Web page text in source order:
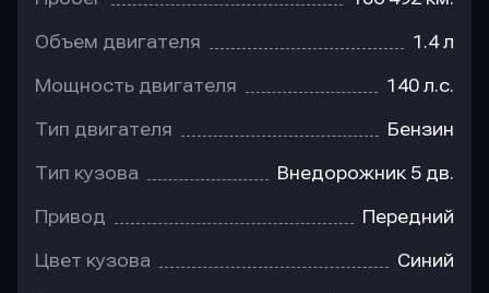
Объем двигателя 1.4 л
Мощность двигателя 140 л.с.
Тип двигателя Бензин
Тип кузова Внедорожник 5 дв.
Привод Передний
Цвет кузова Синий